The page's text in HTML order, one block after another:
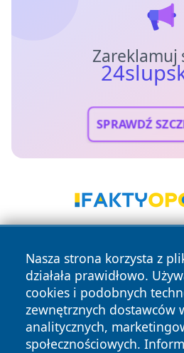
Zareklamuj
SPRAWDŹ
Nasza strona korzysta z
działała prawidłowo.
cookies i podobnych
zewnętrznych dostawców
analitycznych,
społecznościowych.
Copyright © 2026 24slupsk.pl